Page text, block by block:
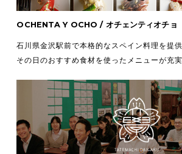
OCHENTA Y OCHO / オチェンティオチョ
石川県金沢駅前で本格的なスペイン料理を提
その日のおすすめ食材を使ったメニューが充実